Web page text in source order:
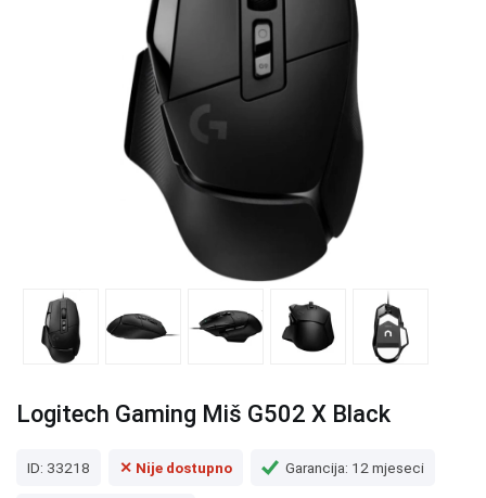
Logitech Gaming Miš G502 X Black
ID: 33218 ✕ Nije dostupno Garancija: 12 mjeseci